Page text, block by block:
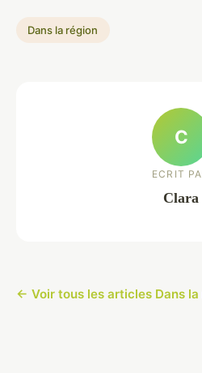
Dans la région
C
ECRIT
Clara
← Voir tous les articles Dans la